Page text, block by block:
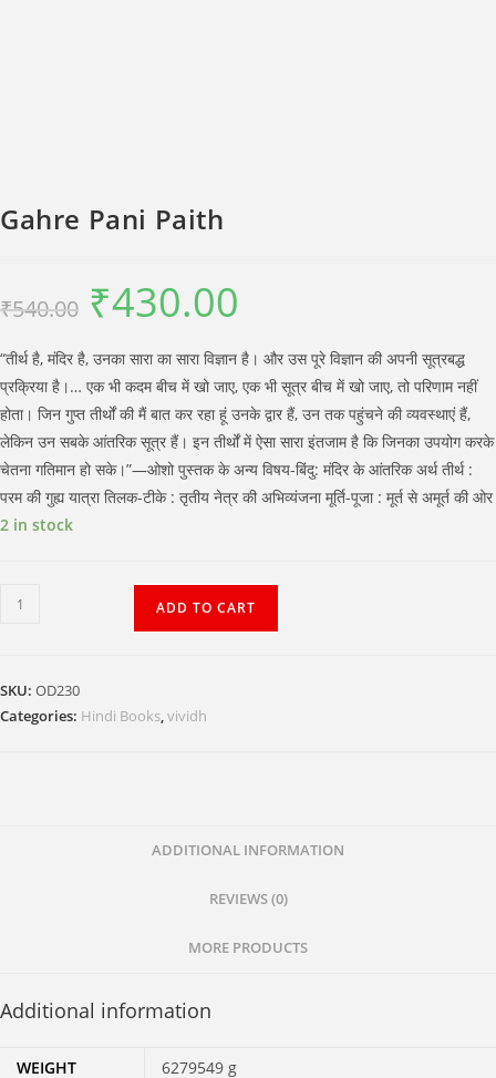
Gahre Pani Paith
₹540.00
Original
price
was:
₹430.00
“तीर्थ है, मंदिर है, उनका सारा का सारा विज्ञान है। और उस पूरे विज्ञान की अपनी सूत्रबद्ध
प्रक्रिया है।… एक भी कदम बीच में खो जाए, एक भी सूत्र बीच में खो जाए, तो परिणाम नहीं
होता। जिन गुप्त तीर्थों की मैं बात कर रहा हूं उनके द्वार हैं, उन तक पहुंचने की व्यवस्थाएं हैं,
लेकिन उन सबके आंतरिक सूत्र हैं। इन तीर्थों में ऐसा सारा इंतजाम है कि जिनका उपयोग करके
चेतना गतिमान हो सके।”—ओशो पुस्तक के अन्य विषय-बिंदु: मंदिर के आंतरिक अर्थ तीर्थ :
परम की गुह्य यात्रा तिलक-टीके : तृतीय नेत्र की अभिव्यंजना मूर्ति-पूजा : मूर्त से अमूर्त की ओर
2 in stock
Gahre
ADD TO CART
SKU: OD230
Categories: Hindi Books,vividh
ADDITIONAL INFORMATION
REVIEWS (0)
MORE PRODUCTS
Additional information
WEIGHT
6279549 g